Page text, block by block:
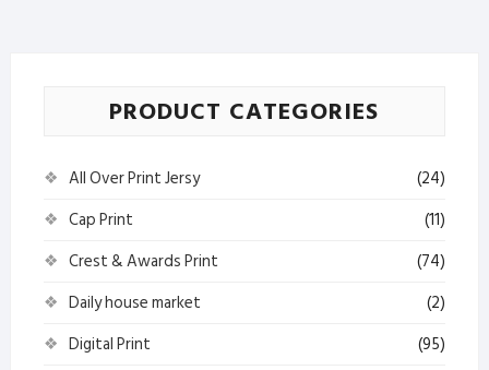
PRODUCT CATEGORIES
All Over Print Jersy
(24)
Cap Print
(11)
Crest & Awards Print
(74)
Daily house market
(2)
Digital Print
(95)